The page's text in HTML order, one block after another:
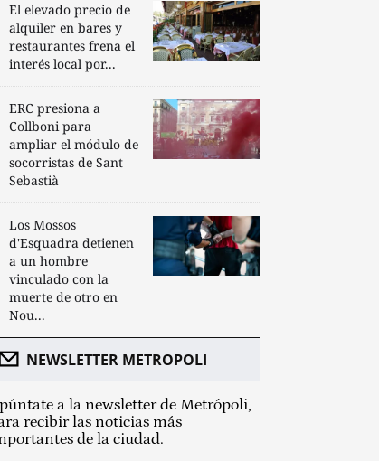
El elevado precio de
alquiler en bares y
restaurantes frena el
interés local por...
ERC presiona a
Collboni para
ampliar el módulo de
socorristas de Sant
Sebastià
Los Mossos
d'Esquadra detienen
a un hombre
vinculado con la
muerte de otro en
Nou...
NEWSLETTER METROPOLI
a la newsletter de Metrópoli,
recibir las noticias más
de la ciudad.